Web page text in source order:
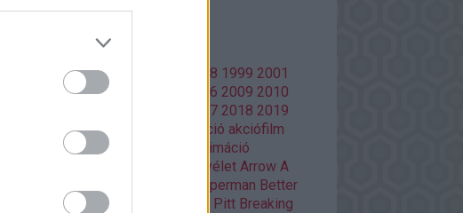
Címkék
1986 1988 1998 1999 2001
2002 2003 2006 2009 2010
2017 2018 2019
2020 Adult Swim akció akciófilm
Amazon Prime
animáció
Aranyélet Arrow A
Batman V Superman Better
Call Saul
Bosszúállók Brad Pitt Breaking